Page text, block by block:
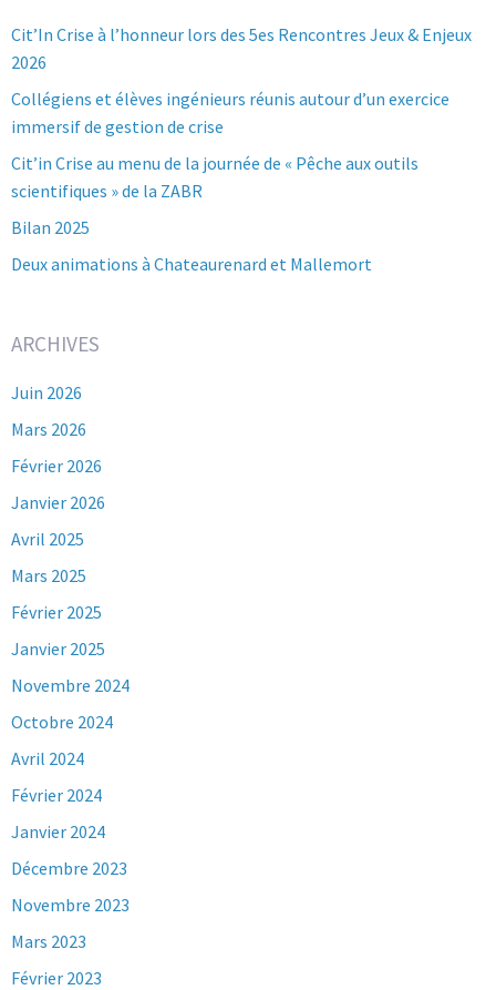
Cit’In Crise à l’honneur lors des 5es Rencontres Jeux & Enjeux
2026
Collégiens et élèves ingénieurs réunis autour d’un exercice
immersif de gestion de crise
Cit’in Crise au menu de la journée de « Pêche aux outils
scientifiques » de la ZABR
Bilan 2025
Deux animations à Chateaurenard et Mallemort
ARCHIVES
Juin 2026
Mars 2026
Février 2026
Janvier 2026
Avril 2025
Mars 2025
Février 2025
Janvier 2025
Novembre 2024
Octobre 2024
Avril 2024
Février 2024
Janvier 2024
Décembre 2023
Novembre 2023
Mars 2023
Février 2023